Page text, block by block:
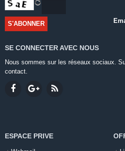
SE CONNECTER AVEC NOUS
Nous sommes sur les réseaux sociaux.
contact.
ESPACE PRIVE